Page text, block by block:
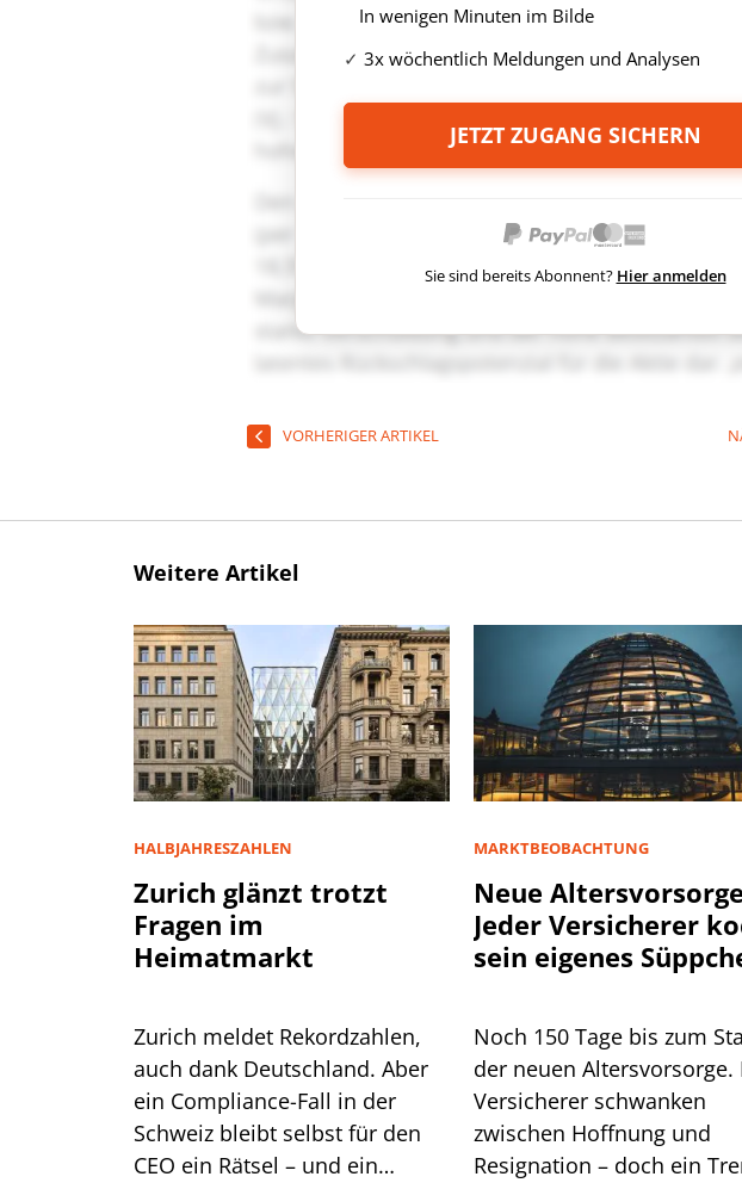
In wenigen Minuten im Bilde
3x wöchentlich Meldungen und Analysen
JETZT ZUGANG SICHERN
Sie sind bereits Abonnent? Hier anmelden
VORHERIGER ARTIKEL
Weitere Artikel
HALBJAHRESZAHLEN
Zurich glänzt trotzt
Fragen im
Heimatmarkt
Zurich meldet Rekordzahlen,
auch dank Deutschland. Aber
ein Compliance-Fall in der
Schweiz bleibt selbst für den
CEO ein Rätsel – und ein
MARKTBEOBACHTUNG
Neue
Jeder Versicherer
sein eigenes
Noch 150 Tage bis zum
der neuen Altersvorsorge.
Versicherer schwanken
zwischen Hoffnung und
Resignation – doch ein